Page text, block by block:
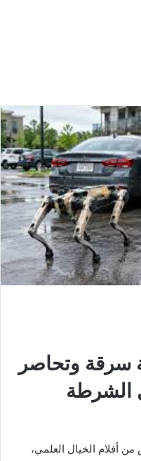
سرقة وتحاصر
الشرطة
أفلام الخيال العلمي،